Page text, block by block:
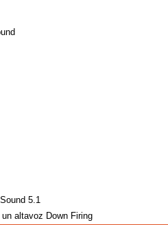
5.1
altavoz Down Firing